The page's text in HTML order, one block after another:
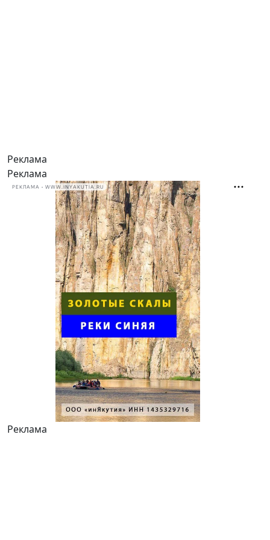
Реклама
Реклама
РЕКЛАМА • WWW.INYAKUTIA.RU
Реклама